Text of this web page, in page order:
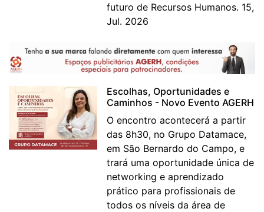
futuro de Recursos Humanos. 15,
Jul. 2026
Escolhas, Oportunidades e
Caminhos - Novo Evento AGERH
O encontro acontecerá a partir
das 8h30, no Grupo Datamace,
em São Bernardo do Campo, e
trará uma oportunidade única de
networking e aprendizado
prático para profissionais de
todos os níveis da área de